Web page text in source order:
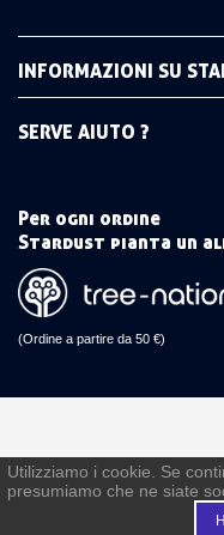
INFORMAZIONI SU
SERVE AIUTO ?
Per ogni ordine
Stardust pianta un
(Ordine a partire da 50 €)
Utilizziamo i cookie. Se
presumiamo che ne siate